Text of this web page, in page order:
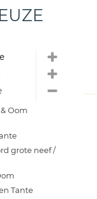
Oom
grote neef /
Tante